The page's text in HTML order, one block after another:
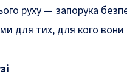
руху — запорука
для тих, для кого вони